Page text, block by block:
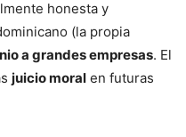
honesta y
(la propia
a grandes empresas. El
juicio moral en futuras